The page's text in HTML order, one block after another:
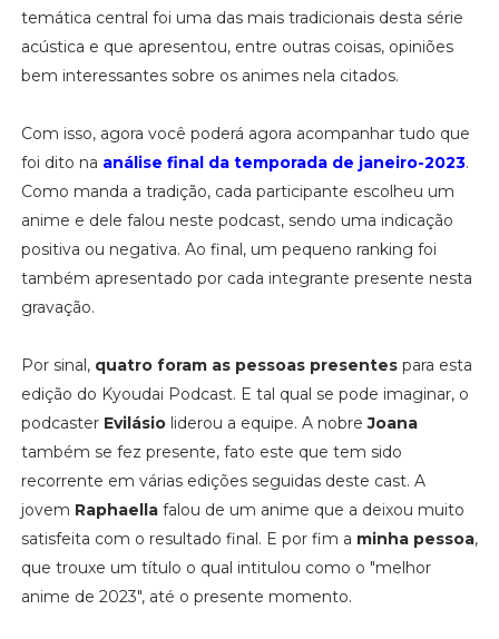
temática central foi uma das mais tradicionais desta série
acústica e que apresentou, entre outras coisas, opiniões
bem interessantes sobre os animes nela citados.
Com isso, agora você poderá agora acompanhar tudo que
foi dito na análise final da temporada de janeiro-2023.
Como manda a tradição, cada participante escolheu um
anime e dele falou neste podcast, sendo uma indicação
positiva ou negativa. Ao final, um pequeno ranking foi
também apresentado por cada integrante presente nesta
gravação.
Por sinal, quatro foram as pessoas presentespara esta
edição do Kyoudai Podcast. E tal qual se pode imaginar, o
podcaster Evilásioliderou a equipe. A nobreJoana
também se fez presente, fato este que tem sido
recorrente em várias edições seguidas deste cast. A
jovem Raphaellafalou de um anime que a deixou muito
satisfeita com o resultado final. E por fim a minha pessoa,
que trouxe um título o qual intitulou como o "melhor
anime de 2023", até o presente momento.